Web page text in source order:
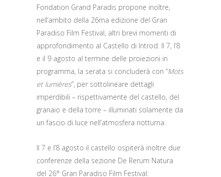
Fondation Grand Paradis propone inoltre,
nell’ambito della 26ma edizione del Gran
Paradiso Film Festival, altri brevi momenti di
approfondimento al Castello di Introd. Il 7, l’8
e il 9 agosto al termine delle proiezioni in
programma, la serata si concluderà con “Mots
et lumières”, per sottolineare dettagli
imperdibili – rispettivamente del castello, del
granaio e della torre – illuminati solamente da
un fascio di luce nell’atmosfera notturna.
Il 7 e l’8 agosto il castello ospiterà inoltre due
conferenze della sezione De Rerum Natura
del 26° Gran Paradiso Film Festival: